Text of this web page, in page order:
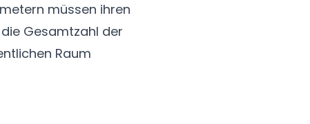
müssen ihren
Gesamtzahl der
Raum